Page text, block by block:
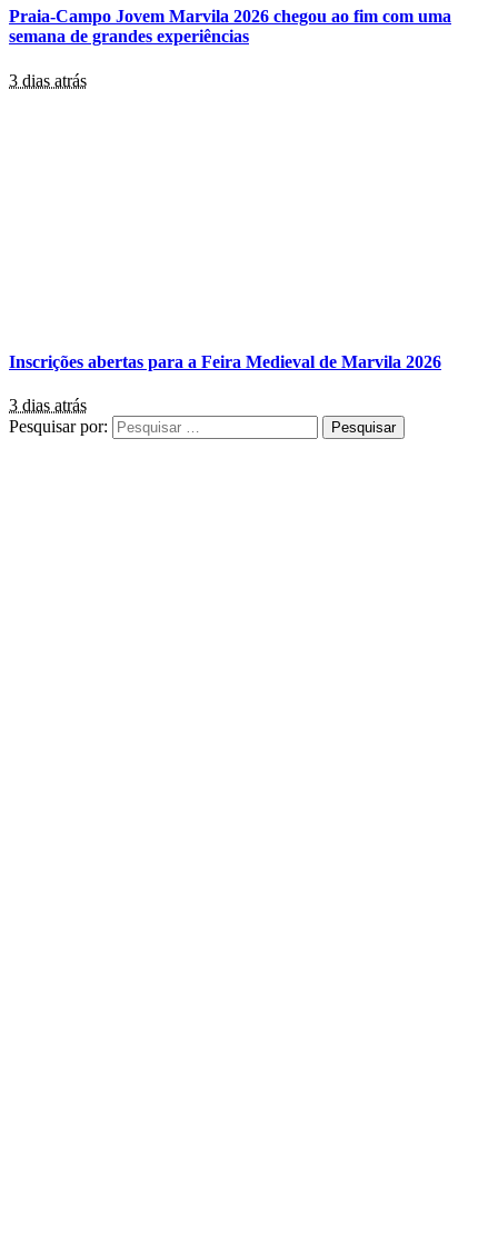
Praia-Campo Jovem Marvila 2026 chegou ao fim com uma
semana de grandes experiências
3 dias atrás
Inscrições abertas para a Feira Medieval de Marvila 2026
3 dias atrás
Pesquisar por: